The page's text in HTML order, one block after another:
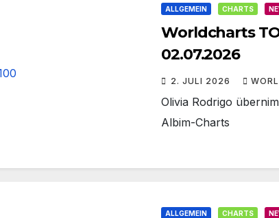
ALLGEMEIN CHARTS
Worldcharts
02.07.2026
2. JULI 2026
Olivia Rodrigo
Albim-Charts
ALLGEMEIN CHARTS